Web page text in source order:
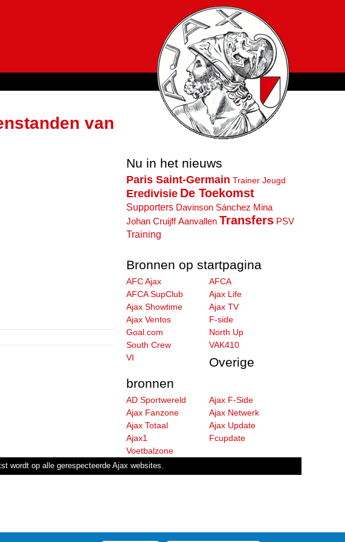
van
Nu in het nieuws
Paris Saint-Germain Trainer Jeugd
Eredivisie De Toekomst
Supporters Davinson Sánchez Mina
Johan Cruijff Aanvallen Transfers PSV
Training
Bronnen op startpagina
AFC Ajax
AFCA
AFCA SupClub
Ajax Life
Ajax Showtime
Ajax TV
Ajax Ventos
F-side
Goal.com
North Up
South Crew
VAK410
VI
Overige
bronnen
AD Sportwereld
Ajax F-Side
Ajax Fanzone
Ajax Netwerk
Ajax Totaal
Ajax Update
Ajax1
Fcupdate
Voetbalzone
wordt op alle gerespecteerde Ajax websites.